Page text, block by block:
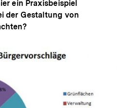
ein Praxisbeispiel
der Gestaltung von